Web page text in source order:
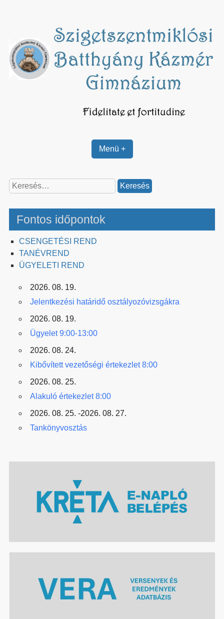
Menü +
Keresés:
Fontos időpontok
CSENGETÉSI REND
TANÉVREND
ÜGYELETI REND
2026. 08. 19.
Jelentkezési határidő osztályozóvizsgákra
2026. 08. 19.
Ügyelet 9:00-13:00
2026. 08. 24.
Kibővített vezetőségi értekezlet 8:00
2026. 08. 25.
Alakuló értekezlet 8:00
2026. 08. 25. -2026. 08. 27.
Tankönyvosztás